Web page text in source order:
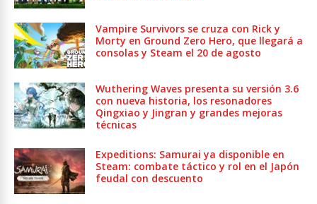
Vampire Survivors se cruza con Rick y
Morty en Ground Zero Hero, que llegará a
consolas y Steam el 20 de agosto
Wuthering Waves presenta su versión 3.6
con nueva historia, los resonadores
Qingxiao y Jingran y grandes mejoras
técnicas
Expeditions: Samurai ya disponible en
Steam: combate táctico y rol en el Japón
feudal con descuento